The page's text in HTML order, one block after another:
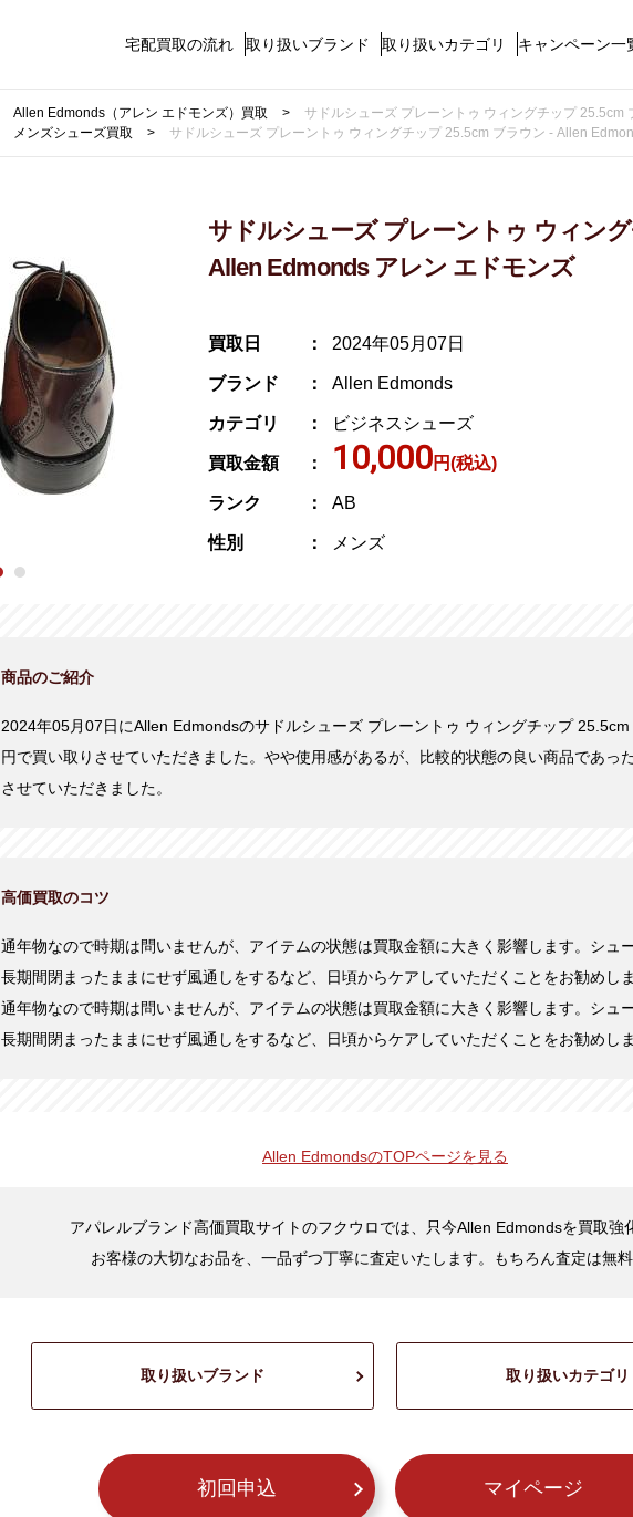
宅配買取の流れ 取り扱いブランド 取り扱いカテゴリ キャンペーン一
Allen Edmonds（アレン エドモンズ）買取
サドルシューズ プレーントゥ ウィングチップ
メンズシューズ買取 サドルシューズ プレーントゥ ウィングチップ 25.5cm ブラウン - Allen
サドルシューズ プレーントゥ ウィン
Allen Edmonds アレン エドモンズ
買取日 2024年05月07日
ブランド Allen Edmonds
カテゴリ ビジネスシューズ
買取金額 10,000円(税込)
ランク AB
性別 メンズ
商品のご紹介
2024年05月07日にAllen Edmondsのサドルシューズ プレーントゥ ウィングチップ
円で買い取りさせていただきました。やや使用感があるが、比較的状態の良い商品であっ
させていただきました。
高価買取のコツ
通年物なので時期は問いませんが、アイテムの状態は買取金額に大きく影響します。シュ
長期間閉まったままにせず風通しをするなど、日頃からケアしていただくことをお勧めしま
通年物なので時期は問いませんが、アイテムの状態は買取金額に大きく影響します。シュ
長期間閉まったままにせず風通しをするなど、日頃からケアしていただくことをお勧めしま
Allen EdmondsのTOPページを見る
アパレルブランド高価買取サイトのフクウロでは、只今Allen Edmondsを買取強
お客様の大切なお品を、一品ずつ丁寧に査定いたします。もちろん査定は無料
取り扱いブランド 取り扱いカテゴリ
初回申込 マイページ